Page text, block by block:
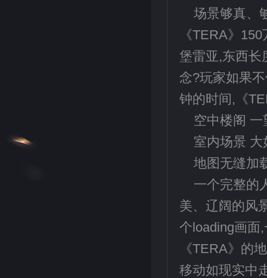
场景够真、
《TERA》
堡雷亚,东西长
念?玩家如果
钟的时间,《
空中楼阁 一
室内场景 大
地图无缝加
一个完整的
美、辽阔的风
个loading画面
《TERA》的
移动如现实中